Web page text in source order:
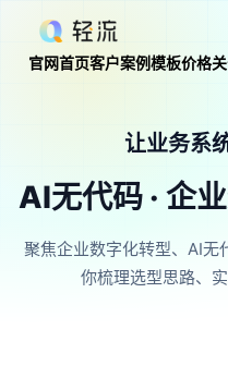
官网首页客户案例模板价格
让业务系
AI无代码 · 企
聚焦企业数字化转型、AI无
你梳理选型思路、